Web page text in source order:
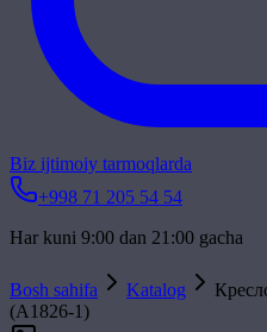
Biz ijtimoiy tarmoqlarda
+998 71 205 54 54
Har kuni 9:00 dan 21:00 gacha
Bosh sahifa Katalog
(A1826-1)